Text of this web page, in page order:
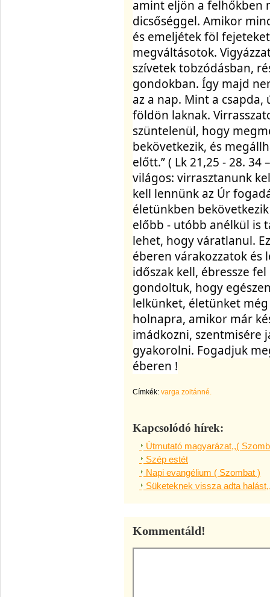
amint eljön a felhőkben
dicsőséggel. Amikor
és emeljétek föl
megváltásotok.
szívetek tobzódásban,
gondokban. Így majd
az a nap. Mint a
földön laknak.
szüntelenül, hogy
bekövetkezik, és
előtt.” ( Lk 21,25 - 28. 34
világos: virrasztanunk
kell lennünk az Úr
életünkben
előbb - utóbb anélkül is
lehet, hogy váratlanul.
éberen várakozzatok és
időszak kell, ébressze
gondoltuk, hogy
lelkünket, életünket
holnapra, amikor már
imádkozni, szentmisére
gyakorolni. Fogadjuk
éberen !
Címkék: varga zoltánné.
Kapcsolódó hírek:
Útmutató magyarázat,,(
Szép estét
Napi evangélium ( Szombat )
Süketeknek vissza adta
Kommentáld!